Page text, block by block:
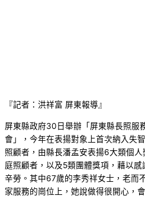
『記者：洪祥富 屏東報導』
屏東縣政府30日舉辦「屏東縣長照服
會」，今年在表揚對象上首次納入失
照顧者，由縣長潘孟安表揚6大類個
庭照顧者，以及5類團體獎項，藉以
辛勞。其中67歲的李秀祥女士，老而
家服務的崗位上，她說做得很開心，